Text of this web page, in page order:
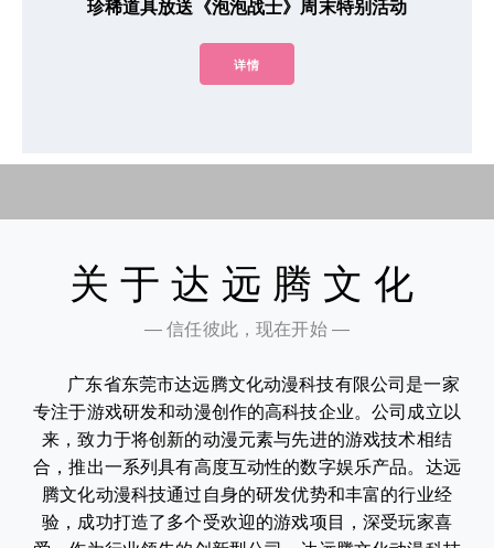
珍稀道具放送《泡泡战士》周末特别活动
详情
关于达远腾文化
— 信任彼此，现在开始 —
广东省东莞市达远腾文化动漫科技有限公司是一家
专注于游戏研发和动漫创作的高科技企业。公司成立以
来，致力于将创新的动漫元素与先进的游戏技术相结
合，推出一系列具有高度互动性的数字娱乐产品。达远
腾文化动漫科技通过自身的研发优势和丰富的行业经
验，成功打造了多个受欢迎的游戏项目，深受玩家喜